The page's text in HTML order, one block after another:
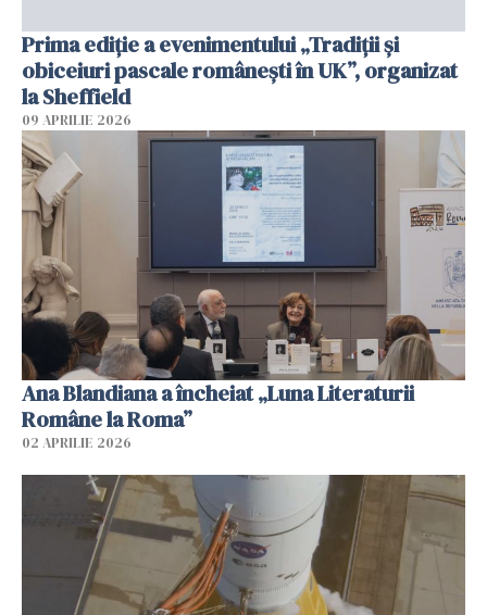
Prima ediție a evenimentului „Tradiții și
obiceiuri pascale românești în UK”, organizat
la Sheffield
09 APRILIE 2026
Ana Blandiana a încheiat „Luna Literaturii
Române la Roma”
02 APRILIE 2026